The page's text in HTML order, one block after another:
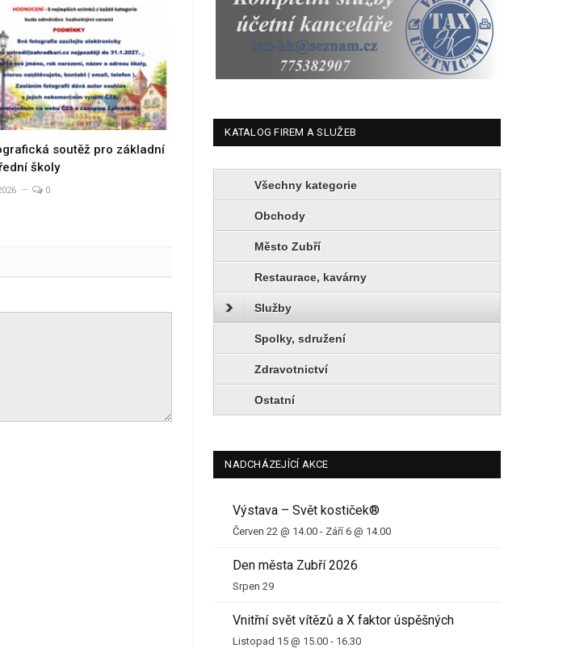
soutěž pro základní
školy
0
KATALOG FIREM A SLUŽEB
Všechny kategorie
Obchody
Město Zubří
Restaurace, kavárny
Služby
Spolky, sdružení
Zdravotnictví
Ostatní
NADCHÁZEJÍCÍ AKCE
Výstava – Svět kostiček®
Červen 22 @ 14.00 - Září 6 @ 14.00
Den města Zubří 2026
Srpen 29
Vnitřní svět vítězů a X faktor úspěšných
Listopad 15 @ 15.00 - 16.30